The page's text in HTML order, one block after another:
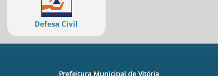
Defesa Civil
Prefeitura Municipal de Vitória